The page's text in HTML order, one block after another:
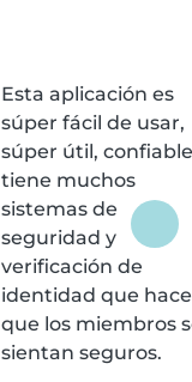
Esta aplicación es
súper fácil de usar,
súper útil,
tiene muchos
sistemas de
seguridad y
verificación de
identidad que
que los miembros
sientan seguros.